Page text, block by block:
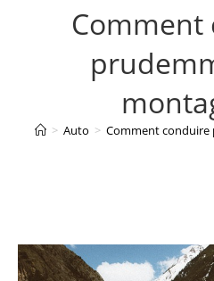
Comment
> Auto > Comment conduire